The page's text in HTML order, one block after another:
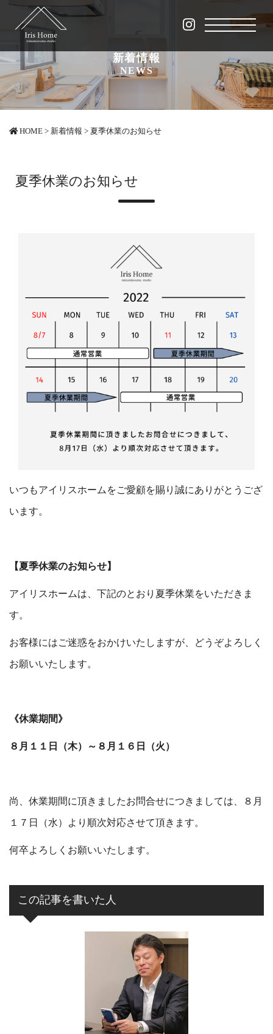
新着情報
NEWS
HOME > 新着情報 > 夏季休業のお知らせ
夏季休業のお知らせ
いつもアイリスホームをご愛顧を賜り誠にありがとうござ
います。
【夏季休業のお知らせ】
アイリスホームは、下記のとおり夏季休業をいただきま
す。
お客様にはご迷惑をおかけいたしますが、どうぞよろしく
お願いいたします。
《休業期間》
８月１１日（木）～８月１６日（火）
尚、休業期間に頂きましたお問合せにつきましては、８月
１７日（水）より順次対応させて頂きます。
何卒よろしくお願いいたします。
この記事を書いた人